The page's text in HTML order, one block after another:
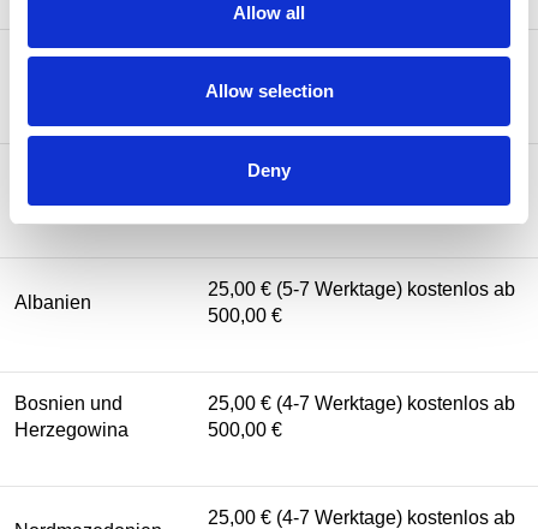
Allow all
Allow selection
Deny
25,00 € (2-5 Werktage) kostenlos ab
500,00 €
Königreich(UK)
25,00 € (3-5 Werktage) kostenlos ab
500,00 €
Albanien
25,00 € (5-7 Werktage) kostenlos ab
500,00 €
Bosnien und
Herzegowina
25,00 € (4-7 Werktage) kostenlos ab
500,00 €
25,00 € (4-7 Werktage) kostenlos ab